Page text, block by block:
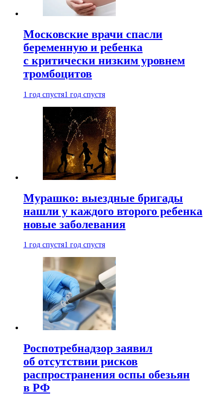
Московские врачи спасли
беременную и ребенка
с критически низким уровнем
тромбоцитов
1 год спустя1 год спустя
Мурашко: выездные бригады
нашли у каждого второго ребенка
новые заболевания
1 год спустя1 год спустя
Роспотребнадзор заявил
об отсутствии рисков
распространения оспы обезьян
в РФ